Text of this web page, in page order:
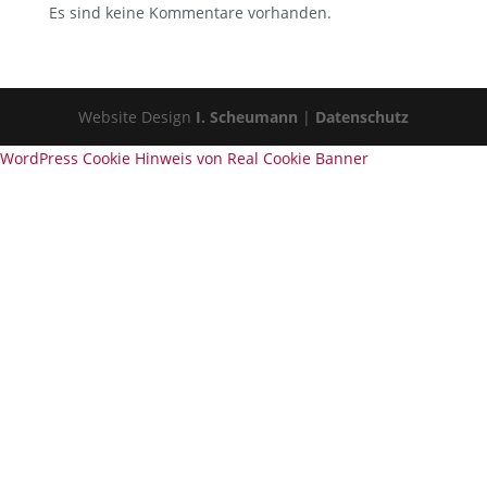
Es sind keine Kommentare vorhanden.
Website Design I. Scheumann | Datenschutz
WordPress Cookie Hinweis von Real Cookie Banner